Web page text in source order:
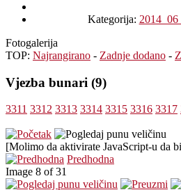
Kategorija:
Fotogalerija
TOP: Najrangirano - Zadnje dodano -
Vjezba bunari (9)
3311 3312 3313 3314 3315 3316 3317
[Molimo da aktivirate JavaScript-u da
Predhodna
Image 8 of 31